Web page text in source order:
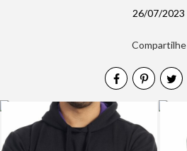
26/07/2023
Compartilhe